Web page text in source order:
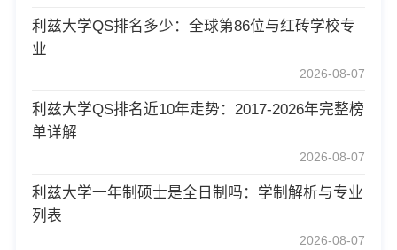
利兹大学QS排名多少：全球第86位与红砖学校专
业
2026-08-07
利兹大学QS排名近10年走势：2017-2026年完整榜
单详解
2026-08-07
利兹大学一年制硕士是全日制吗：学制解析与专业
列表
2026-08-07